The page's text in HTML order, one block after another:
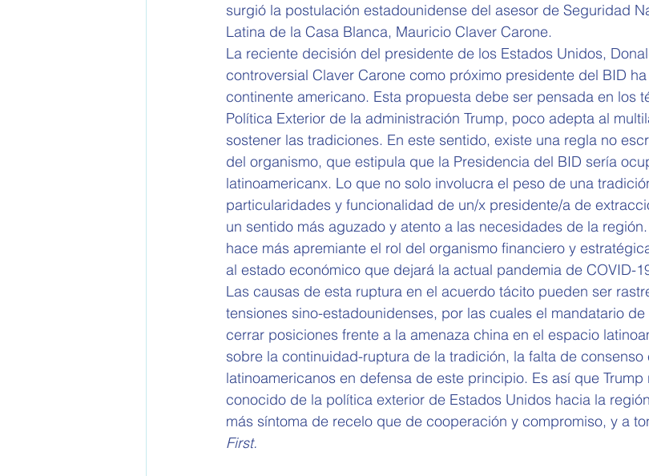
surgió la postulación estadounidense del asesor de Seguridad
Latina de la Casa Blanca, Mauricio Claver Carone.
La reciente decisión del presidente de los Estados Unidos,
controversial Claver Carone como próximo presidente del BID
continente americano. Esta propuesta debe ser pensada en los
Política Exterior de la administración Trump, poco adepta al
sostener las tradiciones. En este sentido, existe una regla no
del organismo, que estipula que la Presidencia del BID sería
latinoamericanx. Lo que no solo involucra el peso de una
particularidades y funcionalidad de un/x presidente/a de
un sentido más aguzado y atento a las necesidades de la
hace más apremiante el rol del organismo financiero y
al estado económico que dejará la actual pandemia de COVID-
Las causas de esta ruptura en el acuerdo tácito pueden ser
tensiones sino-estadounidenses, por las cuales el mandatario
cerrar posiciones frente a la amenaza china en el espacio
sobre la continuidad-ruptura de la tradición, la falta de consenso
latinoamericanos en defensa de este principio. Es así que
conocido de la política exterior de Estados Unidos hacia la
más síntoma de recelo que de cooperación y compromiso, y a
First.